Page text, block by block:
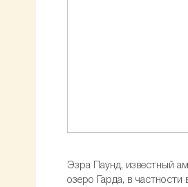
Эзра Паунд, известный
озеро Гарда, в